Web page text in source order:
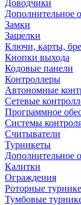
Доводчики
Дополнительное
Замки
Защелки
Ключи, карты,
Кнопки выхода
Кодовые панели
Контроллеры
Автономные
Сетевые
Программное
Системы
Считыватели
Турникеты
Дополнительное
Калитки
Ограждения
Роторные
Тумбовые